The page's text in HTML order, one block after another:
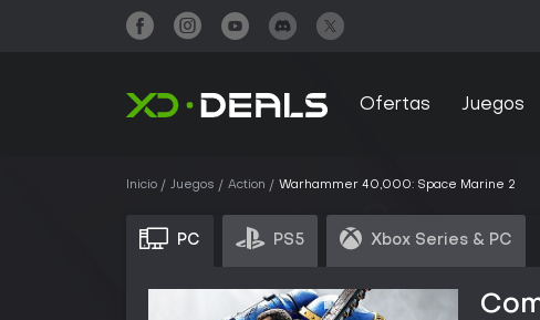
Ofertas Juegos
Inicio Juegos Action Warhammer 40,000: Space Marine 2
PC PS5 Xbox Series & PC